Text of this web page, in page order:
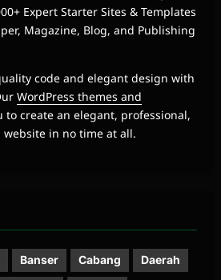
code and elegant design with
WordPress themes and
to create an elegant, professional,
in no time at all.
Banser Cabang Daerah